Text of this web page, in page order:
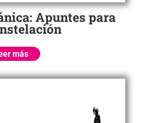
Apuntes para
más